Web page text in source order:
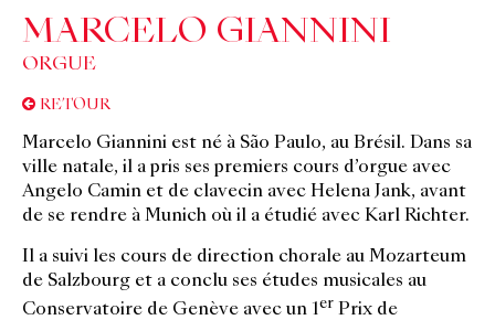
MARCELO GIANNINI
ORGUE
RETOUR
Marcelo Giannini est né à São Paulo, au Brésil. Dans sa
ville natale, il a pris ses premiers cours d’orgue avec
Angelo Camin et de clavecin avec Helena Jank, avant
de se rendre à Munich où il a étudié avec Karl Richter.
Il a suivi les cours de direction chorale au Mozarteum
de Salzbourg et a conclu ses études musicales au
Conservatoire de Genève avec un 1er Prix de